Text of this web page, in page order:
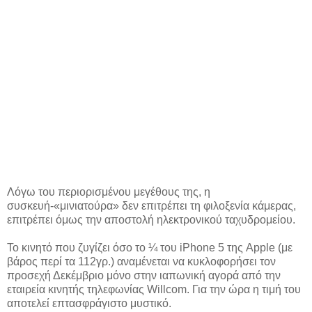
Λόγω του περιορισμένου μεγέθους της, η
συσκευή-«μινιατούρα» δεν επιτρέπει τη φιλοξενία κάμερας,
επιτρέπει όμως την αποστολή ηλεκτρονικού ταχυδρομείου.
Το κινητό που ζυγίζει όσο το ¼ του iPhone 5 της Apple (με
βάρος περί τα 112γρ.) αναμένεται να κυκλοφορήσει τον
προσεχή Δεκέμβριο μόνο στην ιαπωνική αγορά από την
εταιρεία κινητής τηλεφωνίας Willcom. Για την ώρα η τιμή του
αποτελεί επτασφράγιστο μυστικό.